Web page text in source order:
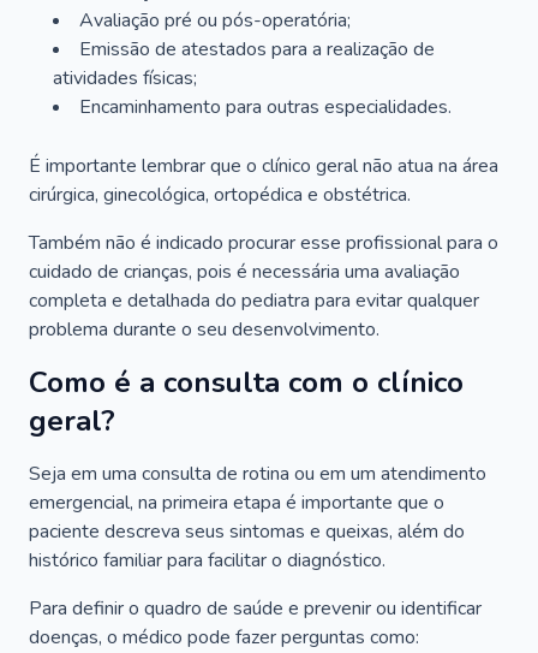
Avaliação pré ou pós-operatória;
Emissão de atestados para a realização de
atividades físicas;
Encaminhamento para outras especialidades.
É importante lembrar que o clínico geral não atua na área
cirúrgica, ginecológica, ortopédica e obstétrica.
Também não é indicado procurar esse profissional para o
cuidado de crianças, pois é necessária uma avaliação
completa e detalhada do pediatra para evitar qualquer
problema durante o seu desenvolvimento.
Como é a consulta com o clínico
geral?
Seja em uma consulta de rotina ou em um atendimento
emergencial, na primeira etapa é importante que o
paciente descreva seus sintomas e queixas, além do
histórico familiar para facilitar o diagnóstico.
Para definir o quadro de saúde e prevenir ou identificar
doenças, o médico pode fazer perguntas como: